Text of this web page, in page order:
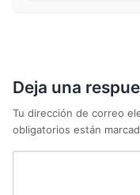
Deja una
Tu dirección de correo
obligatorios están